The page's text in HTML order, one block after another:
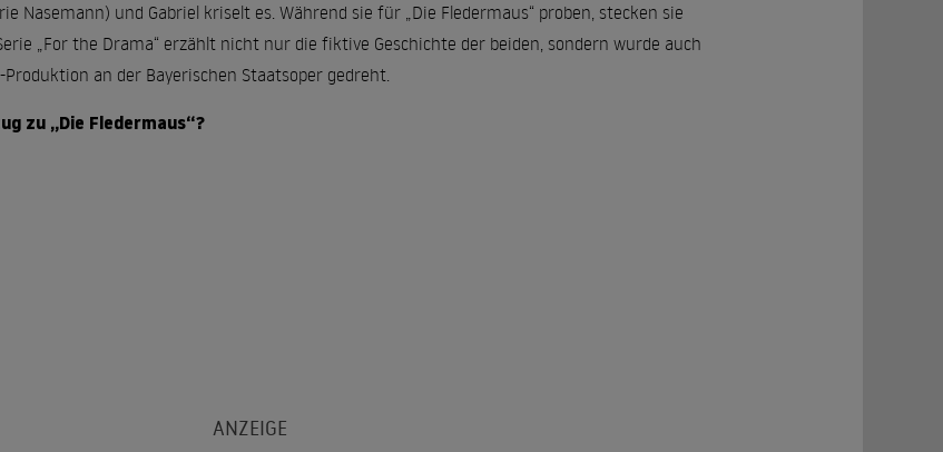
Nasemann) und Gabriel kriselt es. Während sie für „Die Fledermaus“ proben, stecken sie
„For the Drama“ erzählt nicht nur die fiktive Geschichte der beiden, sondern wurde auch
an der Bayerischen Staatsoper gedreht.
zu „Die Fledermaus“?